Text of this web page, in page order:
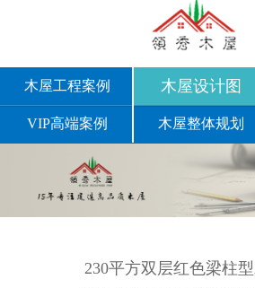
木屋工程案例 木屋设计图
VIP高端案例 木屋整体规划
230平方双层红色梁柱